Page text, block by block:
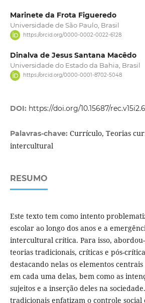
Marinete da Frota Figueredo
Universidade de São Paulo, Brasil
https://orcid.org/0000-0002-0022-6128
Dinalva de Jesus Santana Macêdo
Universidade do Estado da Bahia, Brasil
https://orcid.org/0000-0001-8702-5048
DOI: https://doi.org/10.15687/
Palavras-chave: Currículo, Teorias
intercultural
RESUMO
Este texto tem como intento
escolar ao longo dos anos e a
intercultural crítica. Para isso,
teorias tradicionais, críticas e pós-
destacando nelas os elementos
em cada uma delas, bem como as
sujeitos e a inserção deles na
tradicionais enfatizam o controle